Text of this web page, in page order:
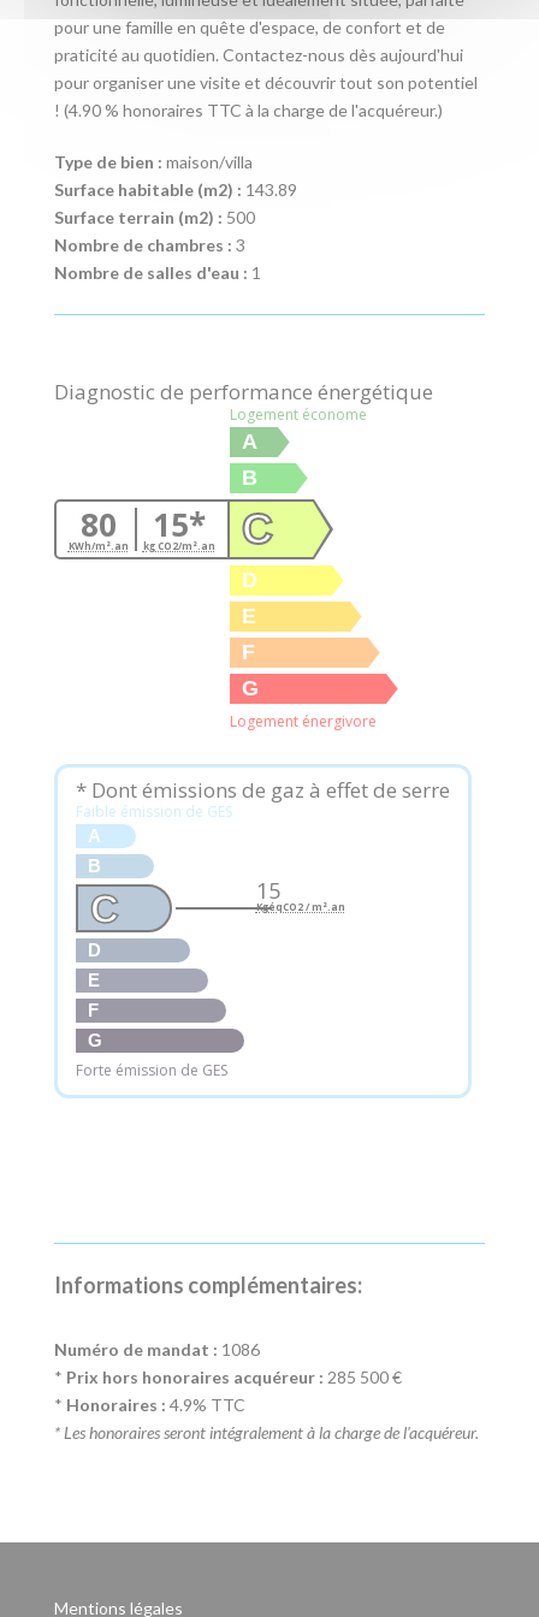
pour une famille en quête d'espace, de confort et de
praticité au quotidien. Contactez-nous dès aujourd'hui
pour organiser une visite et découvrir tout son potentiel
! (4.90 % honoraires TTC à la charge de l'acquéreur.)
Type de bien : maison/villa
Surface habitable (m2) : 143.89
Surface terrain (m2) : 500
Nombre de chambres : 3
Nombre de salles d'eau : 1
Diagnostic de performance énergétique
80
KWh/m².an 15*
kg CO2/m².an
Logement économe
A
B
C
D
E
F
G
Logement énergivore
* Dont émissions de gaz à effet de serre
Faible émission de GES
A
B
C
D
E
F
G
Forte émission de GES
15
KgéqCO2 / m².an
Informations complémentaires:
Numéro de mandat : 1086
* Prix hors honoraires acquéreur : 285 500 €
* Honoraires : 4.9% TTC
* Les honoraires seront intégralement à la charge de l'acquéreur.
Mentions légales